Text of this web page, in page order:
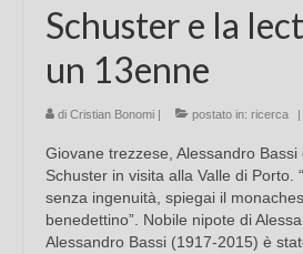
Schuster e la
un 13enne
di Cristian Bonomi | postato in: ricerca |
Giovane trezzese, Alessandro Bassi
Schuster in visita alla Valle di Porto.
senza ingenuità, spiegai il
benedettino”. Nobile nipote di
Alessandro Bassi (1917-2015) è